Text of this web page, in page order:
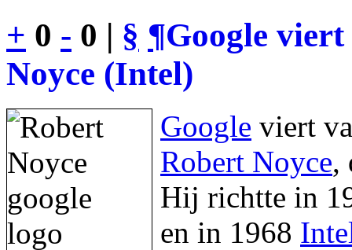
+ 0 - 0 | § ¶Google
Noyce (Intel)
Google viert
Robert Noyce,
Hij richtte in
en in 1968